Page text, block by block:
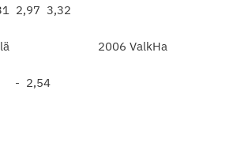
3,32
Perälä 2006 ValkHa
2,54